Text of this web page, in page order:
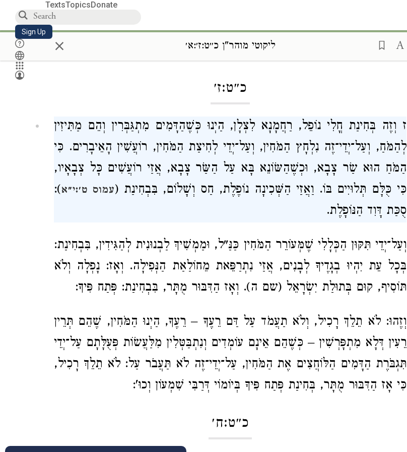
TextsTopicsDonate
Sign Up × ליקוטי מוהר"ן כ״ט:ז׳:א׳
כ״ט:ז׳
ז וְזֶה בְּחִינַת חֳלִי נוֹפֵל, רַחֲמָנָא לִצְלָן, הַיְנוּ כְּשֶׁהַדָּמִים מִתְגַּבְּרִין וְהֵם מַתִּיזִין
לְהַמֹּחַ, וְעַל־יְדֵי־זֶה נִלְחָץ הַמֹּחִין, וְעַל־יְדֵי לְחִיצַת הַמֹּחִין, רוֹעֲשִׁין הָאֵיבָרִים. כִּי
הַמֹּחַ הוּא שַׂר צָבָא, וּכְשֶׁהַשּׂוֹנֵא בָּא עַל הַשַּׂר צָבָא, אֲזַי רוֹעֲשִׁים כָּל צְבָאָיו,
כִּי כֻּלָּם תְּלוּיִים בּוֹ. וַאֲזַי הַשְּׁכִינָה נוֹפֶלֶת, חַס וְשָׁלוֹם, בִּבְחִינַת (עמוס ט׳:י״א):
סֻכַּת דָּוִד הַנּוֹפָלֶת.
וְעַל־יְדֵי תִּקּוּן הַכְּלָלִי שֶׁמְּעוֹרֵר הַמֹּחִין כַּנַּ"ל, וּמַמְשִׁיךְ לַבְנוּנִית לְהַגִּידִין, בִּבְחִינַת:
בְּכָל עֵת יִהְיוּ בְגָדֶיךָ לְבָנִים, אֲזַי נִתְרַפֵּאת מֵחוֹלַאַת הַנְּפִילָה. וְאָז: נָפְלָה וְלֹא
תּוֹסִיף, קוּם בְּתוּלַת יִשְׂרָאֵל (שם ה). וְאָז הַדִּבּוּר מֻתָּר, בִּבְחִינַת: פְּתַח פִּיךָ:
וְזֶהוּ: לֹא תֵלֵךְ רָכִיל, וְלֹא תַעֲמֹד עַל דַּם רֵעֶךָ – רֵעֶךָ, הַיְנוּ הַמֹּחִין, שֶׁהֵם תְּרֵין
רֵעִין דְּלָא מִתְפָּרְשִׁין – כְּשֶׁהֵם אֵינָם עוֹמְדִים וְנִתְבַּטְּלִין מִלַּעֲשׂוֹת פְּעֻלָּתָם עַל־יְדֵי
תִּגְבֹּרֶת הַדָּמִים הַלּוֹחֲצִים אֶת הַמֹּחִין, עַל־יְדֵי־זֶה לֹא תַּעֲבֹר עַל: לֹא תֵלֵךְ רָכִיל,
כִּי אָז הַדִּבּוּר מֻתָּר, בְּחִינַת פְּתַח פִּיךָ בְּיוֹמוֹי דְּרַבִּי שִׁמְעוֹן וְכוּ':
כ״ט:ח׳